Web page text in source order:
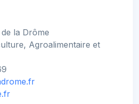
la Drôme
Agroalimentaire et